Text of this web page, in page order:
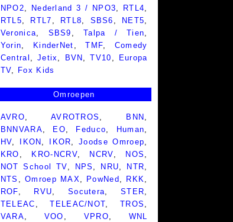
NPO2
Nederland 3 / NPO3 RTL4
RTL5
RTL7 RTL8 SBS6 NET5
Veronica
SBS9 ,Talpa / Tien
Yorin
KinderNet ,TMF
Comedy
Central
Jetix BVN ,TV10
Europa
TV
Fox Kids
Omroepen
AVRO, AVROTROS , BNN ,
BNNVARA, EO, Feduco, Human,
HV, IKON , IKOR,Joodse Omroep,
KRO , KRO-NCRV, NCRV, NOS ,
NOT School TV, NPS , NRU, NTR,
NTS ,Omroep MAX, PowNed , RKK,
ROF, RVU, Socutera,STER,
TELEAC ,TELEAC/NOT,TROS ,
VARA, VOO , VPRO, WNL